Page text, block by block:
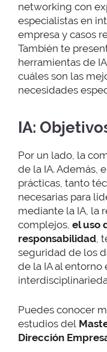
networking con
especialistas en
empresa y casos
También te
herramientas de
cuáles son las
necesidades
IA:
Por un lado, la
de la IA. Además,
prácticas, tanto
necesarias para
mediante la IA, la
complejos, el uso
responsabilidad,
seguridad de los
de la IA al entorno
Puedes conocer
estudios del
Dirección